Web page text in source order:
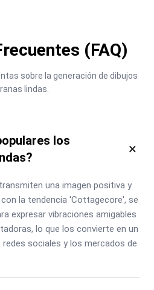
(FAQ)
sobre la generación de dibujos
lindas.
los
×
una imagen positiva y
la tendencia 'Cottagecore', se
expresar vibraciones amigables
lo que los convierte en un
sociales y los mercados de